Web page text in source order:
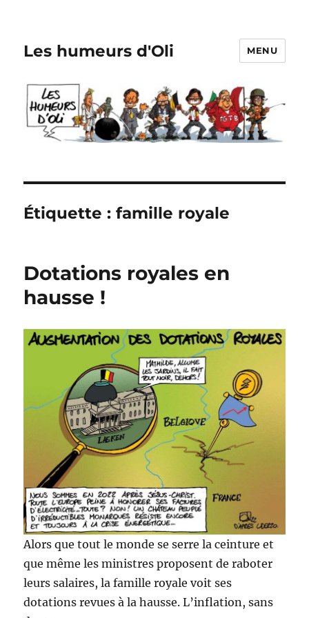
Les humeurs d'Oli MENU
Étiquette :famille royale
Dotations royales en
hausse !
Alors que tout le monde se serre la ceinture et
que même les ministres proposent de raboter
leurs salaires, la famille royale voit ses
dotations revues à la hausse. L’inflation, sans